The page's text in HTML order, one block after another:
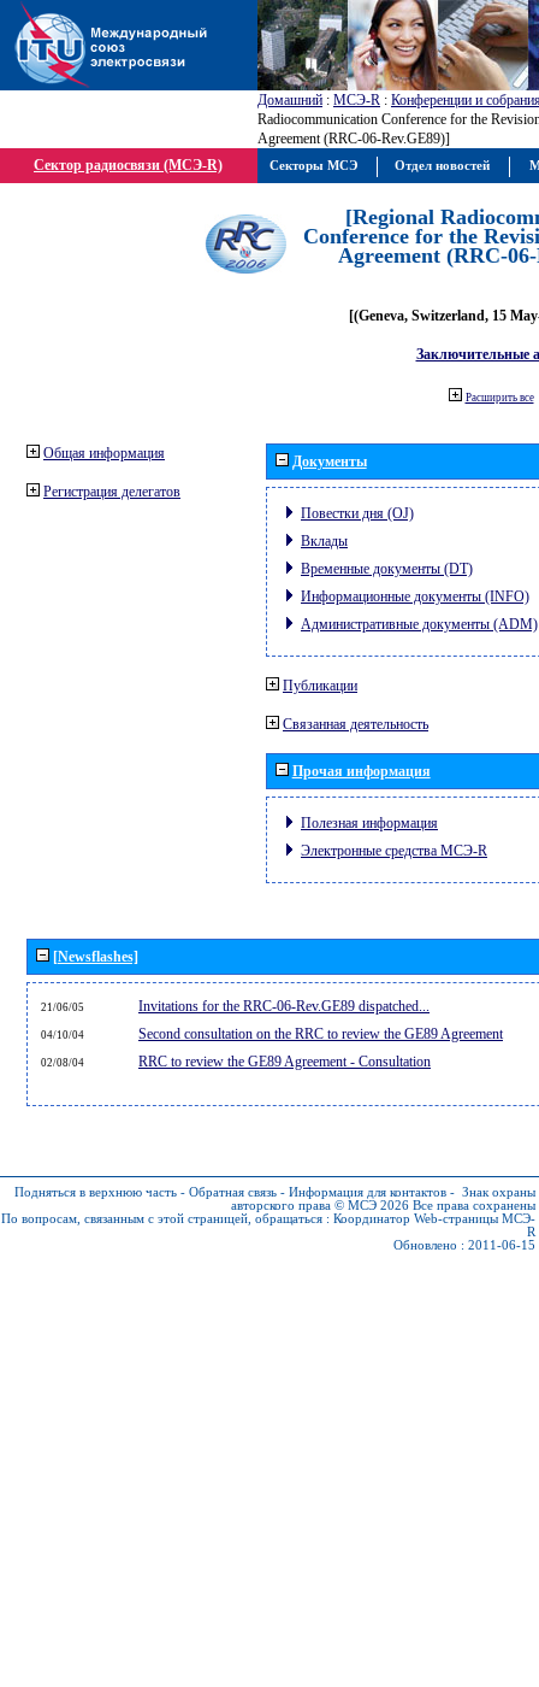
Домашний : МСЭ-R : Конференции и
Radiocommunication Conference for the
Agreement (RRC-06-Rev.GE89)]
Сектор радиосвязи (МСЭ-R)
[Regional
Conference for the
Agreement (RRC-
[(Geneva, Switzerland, 15
Заключительные
Расширить все
Общая информация
Регистрация делегатов
Документы
Повестки дня (OJ)
Вклады
Временные документы (DT)
Информационные документы (INFO)
Административные документы (ADM)
Публикации
Связанная деятельность
Прочая информация
Полезная информация
Электронные средства МСЭ-R
[Newsflashes]
21/06/05 Invitations for the RRC-06-Rev.GE89 dispatched...
04/10/04 Second consultation on the RRC to review the GE89 Agreement
02/08/04 RRC to review the GE89 Agreement - Consultation
Подняться в верхнюю часть - Обратная связь - Информация для контактов - Знак охраны
авторского права © МСЭ 2026 Все права сохранены
По вопросам, связанным с этой страницей, обращаться : Координатор Web-страницы МСЭ-
R
Обновлено : 2011-06-15
Секторы МСЭ Отдел новостей